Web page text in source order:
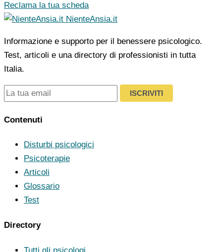
Reclama la tua scheda
NienteAnsia.it
Informazione e supporto per il benessere psicologico.
Test, articoli e una directory di professionisti in tutta
Italia.
ISCRIVITI
Contenuti
Disturbi psicologici
Psicoterapie
Articoli
Glossario
Test
Directory
Tutti gli psicologi